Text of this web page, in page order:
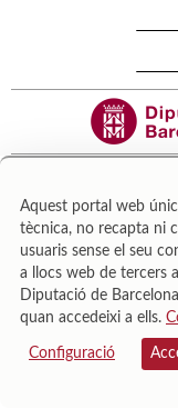
Área de Cultura – Gerència
© Il·lustracions: Txesco
Aquest portal web
tècnica, no recapta ni
usuaris sense el seu
a llocs web de tercers
Diputació de
quan accedeixi a ells.
Configuració